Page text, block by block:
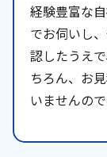
経験豊富な
でお伺いし
認したうえ
ちろん、お
いませんの